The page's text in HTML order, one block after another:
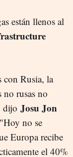
están llenos al
con Rusia, la
no rusas no
dijo Josu Jon
no se
Europa recibe
el 40%